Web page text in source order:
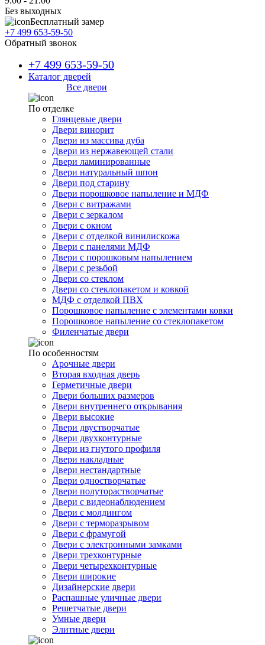
Без выходных
Бесплатный замер
+7 499 653-59-50
Обратный звонок
+7 499 653-59-50
Каталог дверей
Все двери
По отделке
Глянцевые двери
Двери винорит
Двери из массива дуба
Двери из нержавеющей стали
Двери ламинированные
Двери натуральный шпон
Двери под старину
Двери порошковое напыление и МДФ
Двери с витражами
Двери с зеркалом
Двери с окном
Двери с отделкой винилискожа
Двери с панелями МДФ
Двери с порошковым напылением
Двери с резьбой
Двери со стеклом
Двери со стеклопакетом и ковкой
МДФ с отделкой ПВХ
Порошковое напыление с элементами ковки
Порошковое напыление со стеклопакетом
Филенчатые двери
По особенностям
Арочные двери
Вторая входная дверь
Герметичные двери
Двери больших размеров
Двери внутреннего открывания
Двери высокие
Двери двустворчатые
Двери двухконтурные
Двери из гнутого профиля
Двери накладные
Двери нестандартные
Двери одностворчатые
Двери полуторастворчатые
Двери с видеонаблюдением
Двери с молдингом
Двери с терморазрывом
Двери с фрамугой
Двери с электронными замками
Двери трехконтурные
Двери четырехконтурные
Двери широкие
Дизайнерские двери
Распашные уличные двери
Решетчатые двери
Умные двери
Элитные двери